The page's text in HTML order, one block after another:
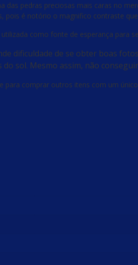
das pedras preciosas mais caras no
pois é notório o magnifico contraste
como fonte de esperança para
dificuldade de se obter boas
sol. Mesmo assim, não
para comprar outros itens com um